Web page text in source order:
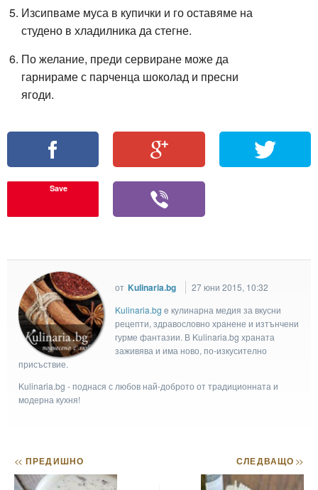
Изсипваме муса в купички и го оставяме на
студено в хладилника да стегне.
По желание, преди сервиране може да
гарнираме с парченца шоколад и пресни
ягоди.
Save
от Kulinaria.bg
27 юни 2015, 10:32
Kulinaria.bg e кулинарна медия за вкусни
рецепти, здравословно хранене и изтънчени
гурме фантазии. В Kulinaria.bg храната
заживява и има ново, по-изкусително
присъствие.
Kulinaria.bg - поднася с любов най-доброто от традиционната и
модерна кухня!
<< ПРЕДИШНО СЛЕДВАЩО>>